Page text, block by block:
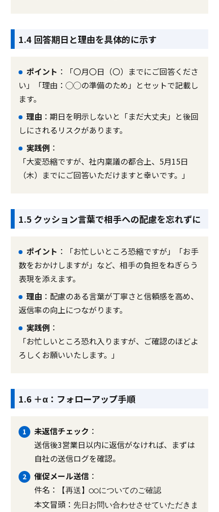
1.4 回答期日と理由を具体的に示す
ポイント ：「〇月〇日（〇）までにご回答くださ
い」「理由：◯◯の準備のため」とセットで記載し
ます。
理由 ：期日を明示しないと「まだ大丈夫」と後回
しにされるリスクがあります。
実践例 ：
「大変恐縮ですが、社内稟議の都合上、5月15日
（木）までにご回答いただけますと幸いです。」
1.5 クッション言葉で相手への配慮を忘れずに
ポイント ：「お忙しいところ恐縮ですが」「お手
数をおかけしますが」など、相手の負担をねぎらう
表現を添えます。
理由 ：配慮のある言葉が丁寧さと信頼感を高め、
返信率の向上につながります。
実践例 ：
「お忙しいところ恐れ入りますが、ご確認のほどよ
ろしくお願いいたします。」
1.6 ＋α：フォローアップ手順
未返信チェック ：
送信後3営業日以内に返信がなければ、まずは
自社の送信ログを確認。
催促メール送信 ：
件名：
【再送】◯◯についてのご確認
本文冒頭： 先日お問い合わせさせていただきま